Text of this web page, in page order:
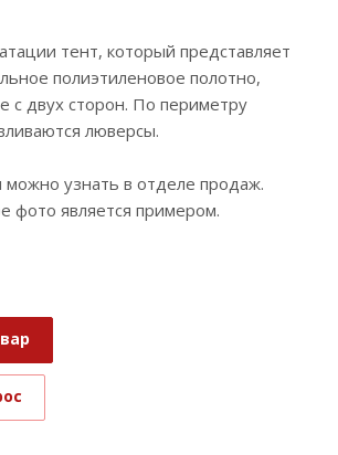
тент, который представляет
полиэтиленовое полотно,
с двух сторон. По периметру
люверсы.
узнать в отделе продаж.
фото является примером.